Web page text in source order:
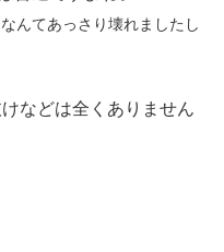
んてあっさり壊れましたし
などは全くありません